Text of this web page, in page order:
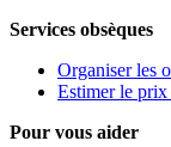
Services obsèques
Organiser les
Estimer le prix
Pour vous aider